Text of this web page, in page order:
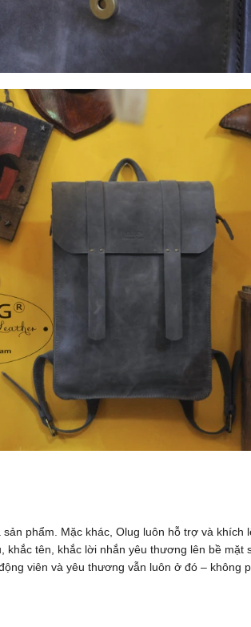
phẩm. Mặc khác, Olug luôn hỗ trợ và
tên, khắc lời nhắn yêu thương lên bề
viên và yêu thương vẫn luôn ở đó – không